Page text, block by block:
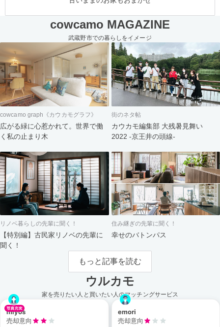
cowcamo MAGAZINE
武蔵野市での暮らしをイメージ
cowcamo graph《カウカモグラフ》
広がる緑に心惹かれて。世界で働
く私の止まり木
街のネタ帖
カウカモ編集部 大残暑見舞い
2022 -京王井の頭線-
リノベ暮らしの先輩に聞く！
【特別編】古民家リノベの先輩に
聞く！
住み継ぎの先輩に聞く！
幸せのバトンパス
もっと記事を読む
ウルカモ
家を売りたい人と買いたい人のマッチングサービス
miyos
売却意向
emori
売却意向